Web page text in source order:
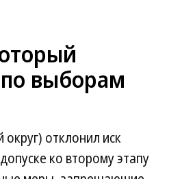
выборам
отклонил иск
ко второму этапу